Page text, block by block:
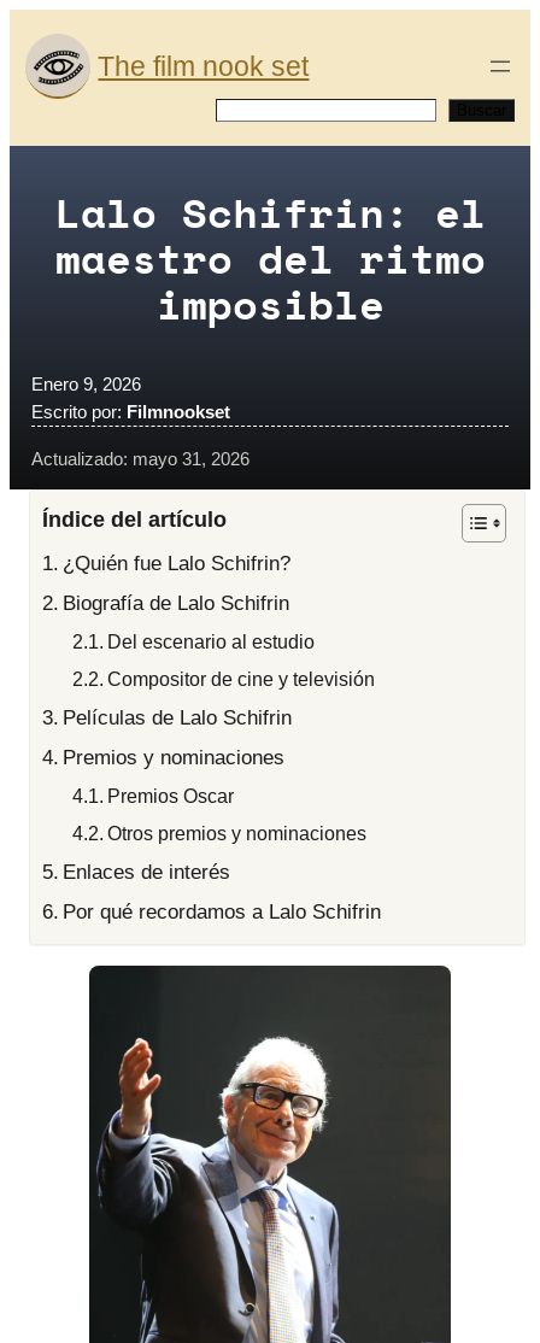
contenido
The film nook set
Lalo Schifrin: el
maestro del ritmo
imposible
Enero 9, 2026
Escrito por: Filmnookset
Actualizado: mayo 31, 2026
Índice del artículo
¿Quién fue Lalo Schifrin?
Biografía de Lalo Schifrin
Del escenario al estudio
Compositor de cine y televisión
Películas de Lalo Schifrin
Premios y nominaciones
Premios Oscar
Otros premios y nominaciones
Enlaces de interés
Por qué recordamos a Lalo Schifrin